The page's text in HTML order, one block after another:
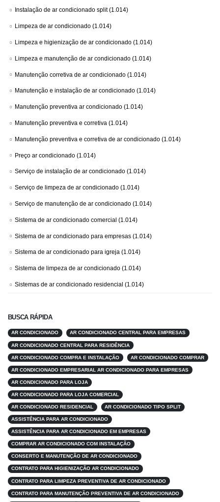
Instalação de ar condicionado split(1.014)
Limpeza de ar condicionado (1.014)
Limpeza e higienização de ar condicionado (1.014)
Limpeza e manutenção de ar condicionado (1.014)
Manutenção corretiva de ar condicionado (1.014)
Manutenção e instalação de ar condicionado (1.014)
Manutenção preventiva ar condicionado (1.014)
Manutenção preventiva e corretiva (1.014)
Manutenção preventiva e corretiva de ar condicionado (1.014)
Preço ar condicionado (1.014)
Serviço de instalação de ar condicionado (1.014)
Serviço de limpeza de ar condicionado (1.014)
Serviço de manutenção de ar condicionado (1.014)
Sistema de ar condicionado comercial (1.014)
Sistema de ar condicionado para empresas (1.014)
Sistema de ar condicionado para igreja (1.014)
Sistema de limpeza de ar condicionado (1.014)
Sistemas de ar condicionado residencial (1.014)
BUSCA RÁPIDA
AR CONDICIONADO AR CONDICIONADO CENTRAL PARA EMPRESAS
AR CONDICIONADO CENTRAL PARA RESIDÊNCIA
AR CONDICIONADO COMPRA E INSTALAÇÃO AR CONDICIONADO COMPRAR
AR CONDICIONADO EMPRESARIAL AR CONDICIONADO PARA EMPRESAS
AR CONDICIONADO PARA LOJA
AR CONDICIONADO PARA LOJA COMERCIAL
AR CONDICIONADO RESIDENCIAL AR CONDICIONADO TIPO SPLIT
ASSISTÊNCIA PARA AR CONDICIONADO
ASSISTÊNCIA PARA AR CONDICIONADO EM EMPRESAS
COMPRAR AR CONDICIONADO COM INSTALAÇÃO
CONSERTO E MANUTENÇÃO DE AR CONDICIONADO
CONTRATO PARA HIGIENIZAÇÃO AR CONDICIONADO
CONTRATO PARA LIMPEZA PREVENTIVA DE AR CONDICIONADO
CONTRATO PARA MANUTENÇÃO PREVENTIVA DE AR CONDICIONADO